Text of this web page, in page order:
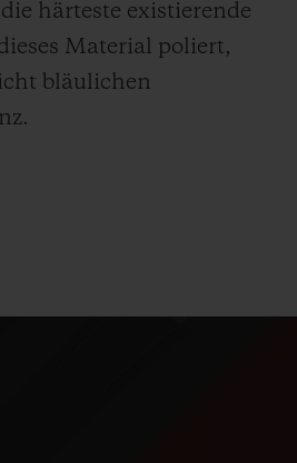
härteste existierende
Material poliert,
bläulichen